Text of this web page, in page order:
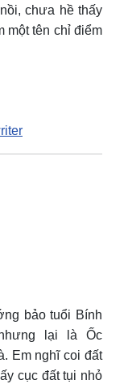
chưa hề thấy
một tên chỉ điểm
bảo tuổi Bính
lại là Ốc
Em nghĩ coi đất
cục đất tụi nhỏ